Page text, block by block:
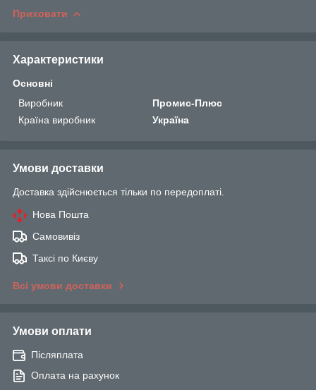
Приховати
Характеристики
Основні
Виробник
Промис-Плюс
Країна виробник
Україна
Умови доставки
Доставка здійснюється тільки по передоплаті.
Нова Пошта
Самовивіз
Таксі по Києву
Всі умови доставки
Умови оплати
Післяплата
Оплата на рахунок